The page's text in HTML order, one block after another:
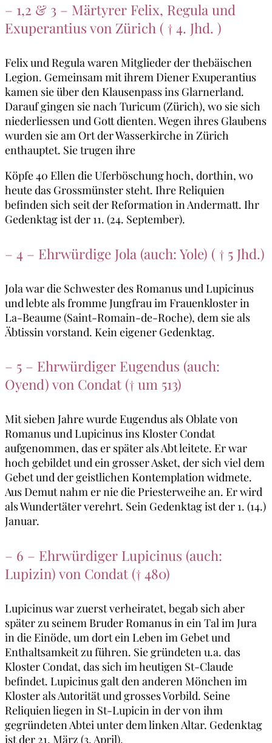
– 1,2 & 3 – Märtyrer Felix, Regula und
Exuperantius von Zürich ( † 4. Jhd. )
Felix und Regula waren Mitglieder der thebäischen
Legion. Gemeinsam mit ihrem Diener Exuperantius
kamen sie über den Klausenpass ins Glarnerland.
Darauf gingen sie nach Turicum (Zürich), wo sie sich
niederliessen und Gott dienten. Wegen ihres Glaubens
wurden sie am Ort der Wasserkirche in Zürich
enthauptet. Sie trugen ihre
Köpfe 40 Ellen die Uferböschung hoch, dorthin, wo
heute das Grossmünster steht. Ihre Reliquien
befinden sich seit der Reformation in Andermatt. Ihr
Gedenktag ist der 11. (24. September).
– 4 – Ehrwürdige Jola (auch: Yole) ( † 5 Jhd.)
Jola war die Schwester des Romanus und Lupicinus
und lebte als fromme Jungfrau im Frauenkloster in
La-Beaume (Saint-Romain-de-Roche), dem sie als
Äbtissin vorstand. Kein eigener Gedenktag.
– 5 – Ehrwürdiger Eugendus (auch:
Oyend) von Condat († um 513)
Mit sieben Jahre wurde Eugendus als Oblate von
Romanus und Lupicinus ins Kloster Condat
aufgenommen, das er später als Abt leitete. Er war
hoch gebildet und ein grosser Asket, der sich viel dem
Gebet und der geistlichen Kontemplation widmete.
Aus Demut nahm er nie die Priesterweihe an. Er wird
als Wundertäter verehrt. Sein Gedenktag ist der 1. (14.)
Januar.
– 6 – Ehrwürdiger Lupicinus (auch:
Lupizin) von Condat († 480)
Lupicinus war zuerst verheiratet, begab sich aber
später zu seinem Bruder Romanus in ein Tal im Jura
in die Einöde, um dort ein Leben im Gebet und
Enthaltsamkeit zu führen. Sie gründeten u.a. das
Kloster Condat, das sich im heutigen St-Claude
befindet. Lupicinus galt den anderen Mönchen im
Kloster als Autorität und grosses Vorbild. Seine
Reliquien liegen in St-Lupicin in der von ihm
gegründeten Abtei unter dem linken Altar. Gedenktag
ist der 21. März (3. April).